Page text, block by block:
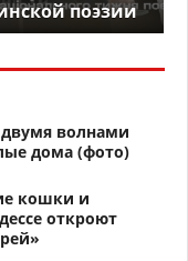
поэзии
двумя волнами
дома (фото)
кошки и
откроют